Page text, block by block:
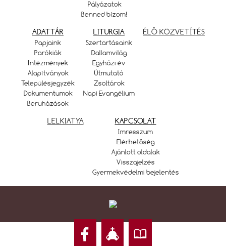
Pályázatok
Benned bízom!
ADATTÁR
Papjaink
Parókiák
Intézmények
Alapítványok
Településjegyzék
Dokumentumok
Beruházások
LITURGIA
Szertartásaink
Dallamvilág
Egyházi év
Útmutató
Zsoltárok
Napi Evangélium
ÉLŐ KÖZVETÍTÉS
LELKIATYA KAPCSOLAT
Imresszum
Elérhetőség
Ajánlott oldalak
Visszajelzés
Gyermekvédelmi bejelentés